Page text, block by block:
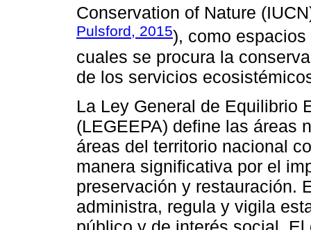
Conservation of Nature
Pulsford, 2015), como
cuales se procura la
de los servicios
La Ley General de Equilibrio
(LEGEEPA) define las áreas
áreas del territorio nacional
manera significativa por el
preservación y restauración.
administra, regula y vigila